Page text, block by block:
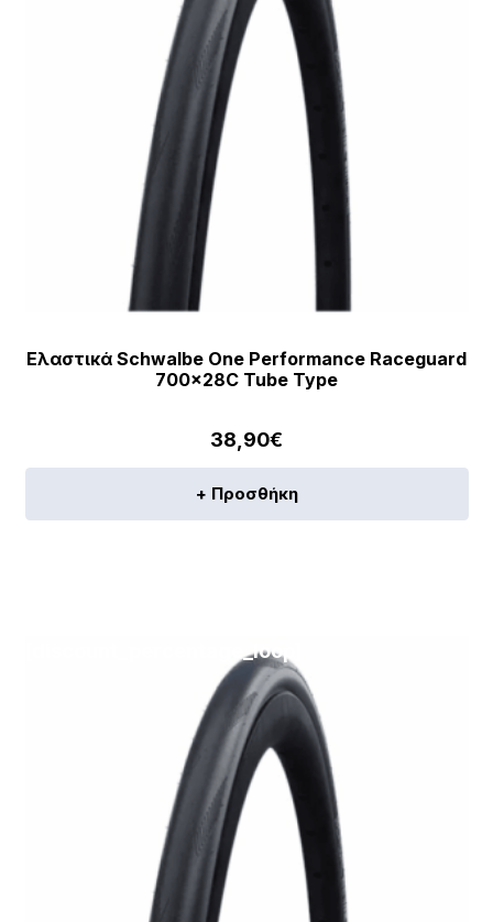
Ελαστικά Schwalbe One Performance Raceguard
700x28C Tube Type
38,90€
+ Προσθήκη
[discount_percentage_loop]